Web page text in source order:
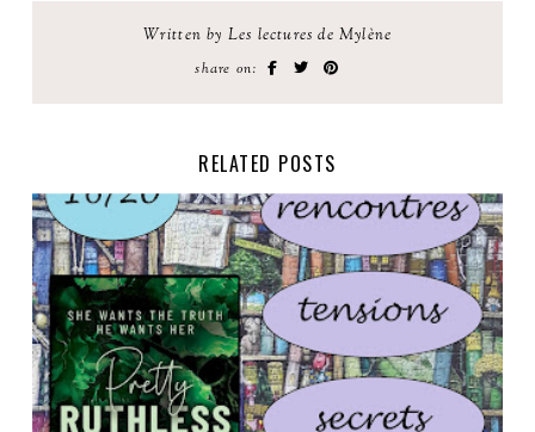
Written by Les lectures de Mylène
share on:
RELATED POSTS